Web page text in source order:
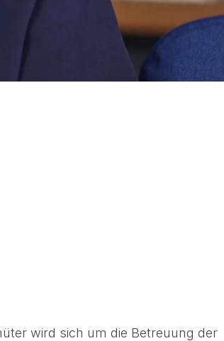
wird sich um die Betreuung der